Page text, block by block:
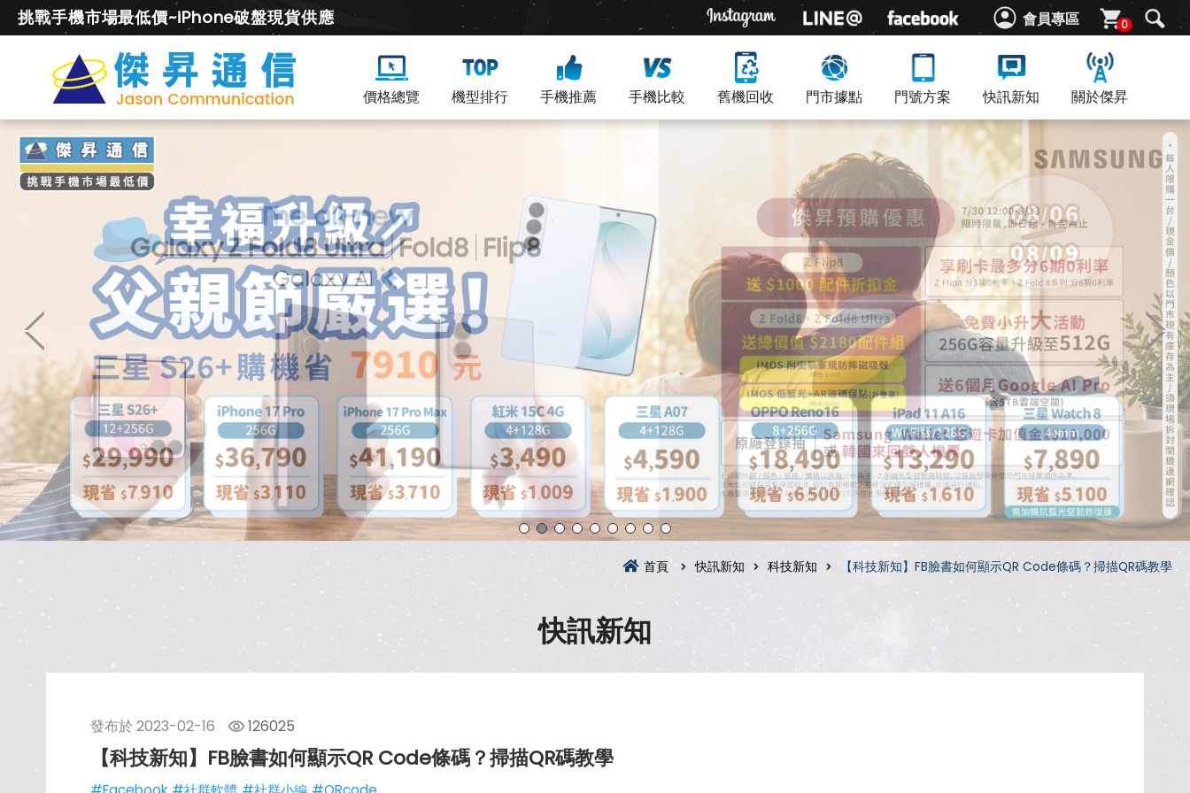
會員專區 0
挑戰手機市場最低價~iPhone破盤現貨供應
價格總覽 機型排行 手機推薦 手機比較 舊機回收 門市據點 門號方案 快訊新知 關於傑昇
首頁 快訊新知 科技新知 【科技新知】FB臉書如何顯示QR Code條碼？掃描QR碼教學
快訊新知
發布於 2023-02-16 126025
【科技新知】FB臉書如何顯示QR Code條碼？掃描QR碼教學